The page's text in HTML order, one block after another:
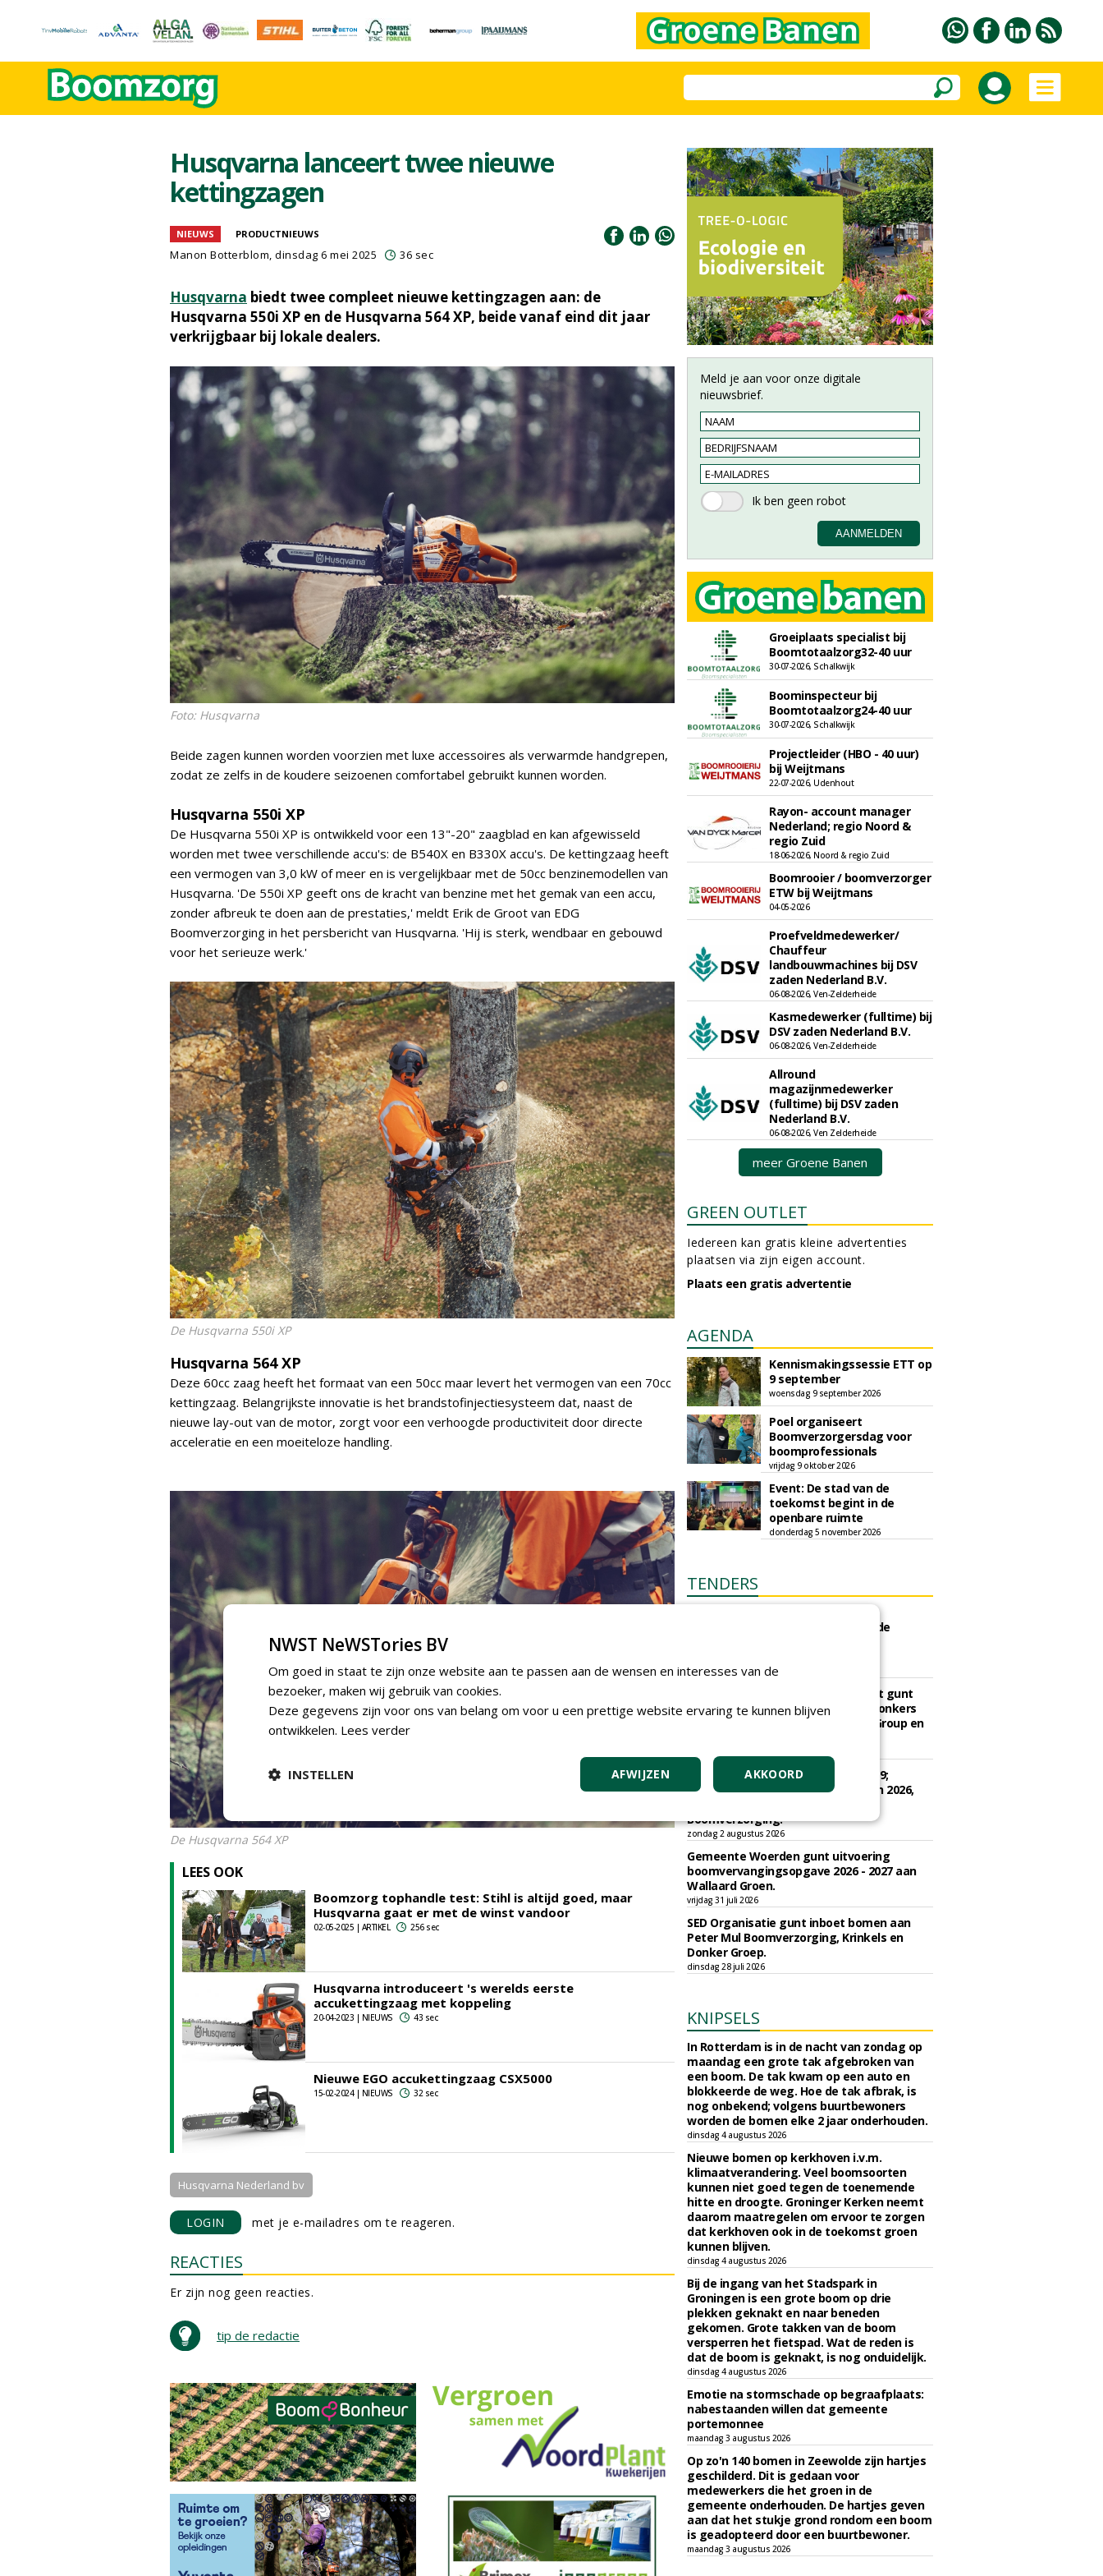
Husqvarna lanceert twee nieuwe
kettingzagen
NIEUWS PRODUCTNIEUWS
Manon Botterblom, dinsdag 6 mei 2025 36 sec
Husqvarna biedt twee compleet nieuwe kettingzagen aan: de
Husqvarna 550i XP en de Husqvarna 564 XP, beide vanaf eind dit jaar
verkrijgbaar bij lokale dealers.
Foto: Husqvarna
Beide zagen kunnen worden voorzien met luxe accessoires als verwarmde handgrepen,
zodat ze zelfs in de koudere seizoenen comfortabel gebruikt kunnen worden.
Husqvarna 550i XP
De Husqvarna 550i XP is ontwikkeld voor een 13"-20" zaagblad en kan afgewisseld
worden met twee verschillende accu's: de B540X en B330X accu's. De kettingzaag heeft
een vermogen van 3,0 kW of meer en is vergelijkbaar met de 50cc benzinemodellen van
Husqvarna. 'De 550i XP geeft ons de kracht van benzine met het gemak van een accu,
zonder afbreuk te doen aan de prestaties,' meldt Erik de Groot van EDG
Boomverzorging in het persbericht van Husqvarna. 'Hij is sterk, wendbaar en gebouwd
voor het serieuze werk.'
De Husqvarna 550i XP
Husqvarna 564 XP
Deze 60cc zaag heeft het formaat van een 50cc maar levert het vermogen van een 70cc
kettingzaag. Belangrijkste innovatie is het brandstofinjectiesysteem dat, naast de
nieuwe lay-out van de motor, zorgt voor een verhoogde productiviteit door directe
acceleratie en een moeiteloze handling.
De Husqvarna 564 XP
LEES OOK
Boomzorg tophandle test: Stihl is altijd goed, maar
Husqvarna gaat er met de winst vandoor
02-05-2025 | ARTIKEL 256 sec
Husqvarna introduceert 's werelds eerste
accukettingzaag met koppeling
20-04-2023 | NIEUWS 43 sec
Nieuwe EGO accukettingzaag CSX5000
15-02-2024 | NIEUWS 32 sec
Husqvarna Nederland bv
LOGIN met je e-mailadres om te reageren.
REACTIES
Er zijn nog geen reacties.
tip de redactie
Meld je aan voor onze digitale
nieuwsbrief.
Groeiplaats specialist bij
Boomtotaalzorg32-40 uur
30-07-2026, Schalkwijk
Boominspecteur bij
Boomtotaalzorg24-40 uur
30-07-2026, Schalkwijk
Projectleider (HBO - 40 uur)
bij Weijtmans
22-07-2026, Udenhout
Rayon- account manager
Nederland; regio Noord &
regio Zuid
18-06-2026, Noord & regio Zuid
Boomrooier / boomverzorger
ETW bij Weijtmans
04-05-2026
Proefveldmedewerker/
Chauffeur
landbouwmachines bij DSV
zaden Nederland B.V.
06-08-2026, Ven-Zelderheide
Kasmedewerker (fulltime) bij
DSV zaden Nederland B.V.
06-08-2026, Ven-Zelderheide
Allround
magazijnmedewerker
(fulltime) bij DSV zaden
Nederland B.V.
06-08-2026, Ven Zelderheide
meer Groene Banen
GREEN OUTLET
Iedereen kan gratis kleine advertenties
plaatsen via zijn eigen account.
Plaats een gratis advertentie
AGENDA
Kennismakingssessie ETT op
9 september
woensdag 9 september 2026
Poel organiseert
Boomverzorgersdag voor
boomprofessionals
vrijdag 9 oktober 2026
Event: De stad van de
toekomst begint in de
openbare ruimte
donderdag 5 november 2026
TENDERS
onderhoud ''Stedelijk bos'' binnen de
donderdag 6 augustus 2026
Academisch Ziekenhuis Maastricht gunt
onderhoud terreinen MUMC+ aan Jonkers
Hoveniers, Dolmans Landscaping Group en
Provincie Drenthe gunt bestek 1879;
onderhoud bomen en beplantingen 2026,
Boomverzorging.
zondag 2 augustus 2026
Gemeente Woerden gunt uitvoering
boomvervangingsopgave 2026 - 2027 aan
Wallaard Groen.
vrijdag 31 juli 2026
SED Organisatie gunt inboet bomen aan
Peter Mul Boomverzorging, Krinkels en
Donker Groep.
dinsdag 28 juli 2026
KNIPSELS
In Rotterdam is in de nacht van zondag op
maandag een grote tak afgebroken van
een boom. De tak kwam op een auto en
blokkeerde de weg. Hoe de tak afbrak, is
nog onbekend; volgens buurtbewoners
worden de bomen elke 2 jaar onderhouden.
dinsdag 4 augustus 2026
Nieuwe bomen op kerkhoven i.v.m.
klimaatverandering. Veel boomsoorten
kunnen niet goed tegen de toenemende
hitte en droogte. Groninger Kerken neemt
daarom maatregelen om ervoor te zorgen
dat kerkhoven ook in de toekomst groen
kunnen blijven.
dinsdag 4 augustus 2026
Bij de ingang van het Stadspark in
Groningen is een grote boom op drie
plekken geknakt en naar beneden
gekomen. Grote takken van de boom
versperren het fietspad. Wat de reden is
dat de boom is geknakt, is nog onduidelijk.
dinsdag 4 augustus 2026
Emotie na stormschade op begraafplaats:
nabestaanden willen dat gemeente
portemonnee
maandag 3 augustus 2026
Op zo'n 140 bomen in Zeewolde zijn hartjes
geschilderd. Dit is gedaan voor
medewerkers die het groen in de
gemeente onderhouden. De hartjes geven
aan dat het stukje grond rondom een boom
is geadopteerd door een buurtbewoner.
maandag 3 augustus 2026
NWST NeWSTories BV
Om goed in staat te zijn onze website aan te passen aan de wensen en interesses van de
bezoeker, maken wij gebruik van cookies.
Deze gegevens zijn voor ons van belang om voor u een prettige website ervaring te kunnen blijven
ontwikkelen. Lees verder
AKKOORD
AFWIJZEN
INSTELLEN